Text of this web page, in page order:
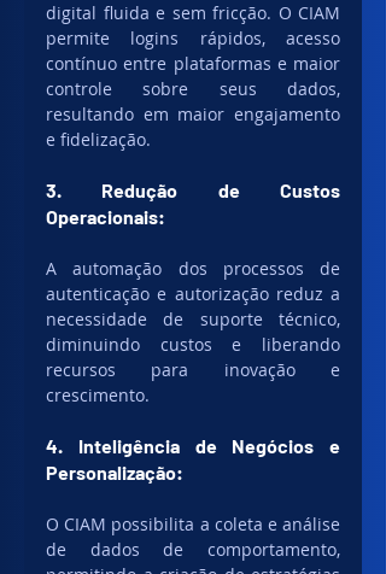
digital fluida e sem fricção. O CIAM
permite logins rápidos, acesso
contínuo entre plataformas e maior
controle sobre seus dados,
resultando em maior engajamento
e fidelização.
3. Redução de Custos
Operacionais:
A automação dos processos de
autenticação e autorização reduz a
necessidade de suporte técnico,
diminuindo custos e liberando
recursos para inovação e
crescimento.
4. Inteligência de Negócios e
Personalização:
O CIAM possibilita a coleta e análise
de dados de comportamento,